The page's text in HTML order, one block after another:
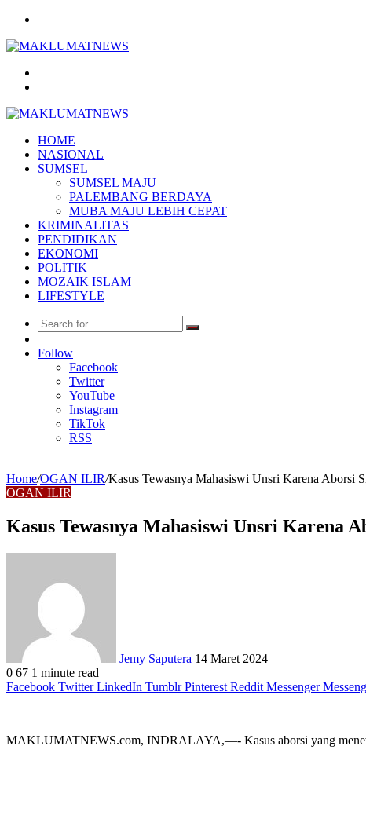
HOME
NASIONAL
SUMSEL
SUMSEL MAJU
PALEMBANG BERDAYA
MUBA MAJU LEBIH CEPAT
KRIMINALITAS
PENDIDIKAN
EKONOMI
POLITIK
MOZAIK ISLAM
LIFESTYLE
Search
Article
Follow
Facebook
Twitter
YouTube
Instagram
TikTok
RSS
Home/OGAN ILIR/Kasus Tewasnya Mahasiswi Unsri Karena Aborsi
OGAN ILIR
Kasus Tewasnya Mahasiswi Unsri Karena
Jemy Saputera 14 Maret 2024
0 67 1 minute read
Facebook Twitter LinkedIn Tumblr Pinterest Reddit Messenger
MAKLUMATNEWS.com, INDRALAYA,—- Kasus aborsi yang